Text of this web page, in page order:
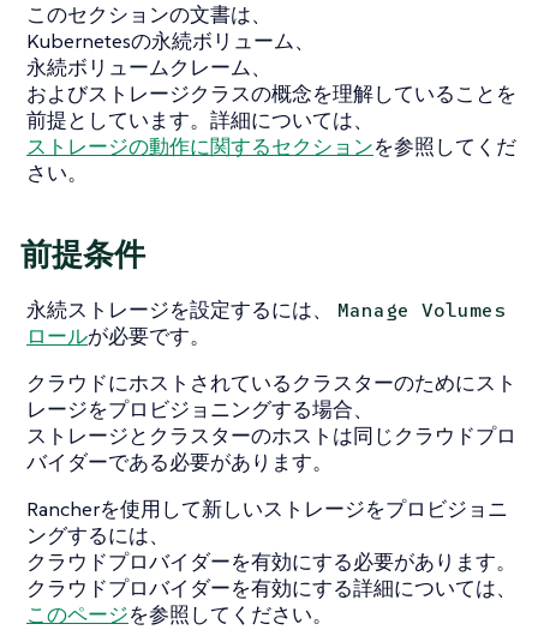
このセクションの文書は、
Kubernetesの永続ボリューム、
永続ボリュームクレーム、
およびストレージクラスの概念を理解していることを
前提としています。詳細については、
ストレージの動作に関するセクションを参照してくだ
さい。
前提条件
永続ストレージを設定するには、 Manage Volumes
ロールが必要です。
クラウドにホストされているクラスターのためにスト
レージをプロビジョニングする場合、
ストレージとクラスターのホストは同じクラウドプロ
バイダーである必要があります。
Rancherを使用して新しいストレージをプロビジョニ
ングするには、
クラウドプロバイダーを有効にする必要があります。
クラウドプロバイダーを有効にする詳細については、
このページを参照してください。